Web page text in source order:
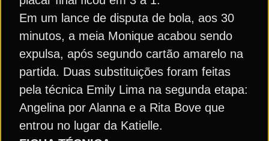
Em um lance de disputa de bola, aos 30
minutos, a meia Monique acabou sendo
expulsa, após segundo cartão amarelo na
partida. Duas substituições foram feitas
pela técnica Emily Lima na segunda etapa:
Angelina por Alanna e a Rita Bove que
entrou no lugar da Katielle.